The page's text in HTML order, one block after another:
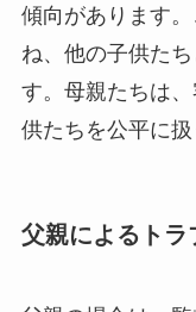
傾向があります
ね、他の子供た
す。母親たちは
供たちを公平に扱
父親によるトラ